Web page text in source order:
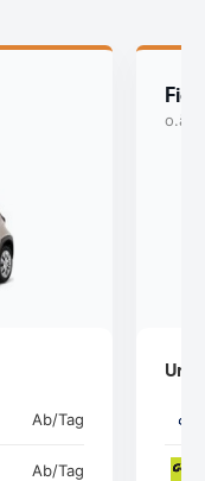
Ab/Tag
Ab/Tag
o.ä.